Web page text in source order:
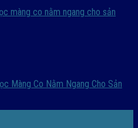
màng co nằm ngang cho sản
Màng Co Nằm Ngang Cho Sản